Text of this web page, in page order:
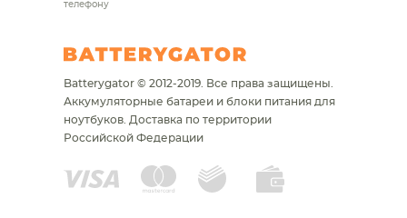
телефону
Batterygator © 2012-2019. Все права защищены.
Аккумуляторные батареи и блоки питания для
ноутбуков. Доставка по территории
Российской Федерации